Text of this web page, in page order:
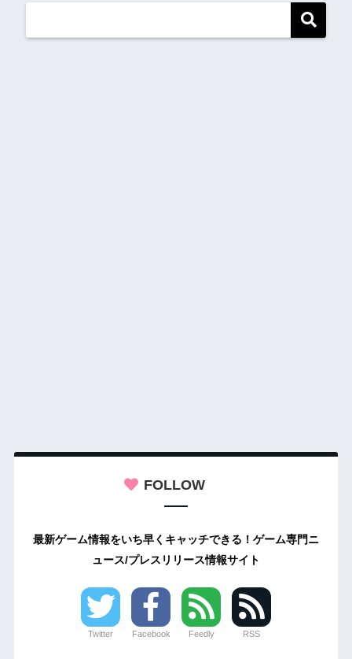
FOLLOW
最新ゲーム情報をいち早くキャッチできる！ゲーム専門ニ
ュース/プレスリリース情報サイト
Twitter Facebook Feedly RSS